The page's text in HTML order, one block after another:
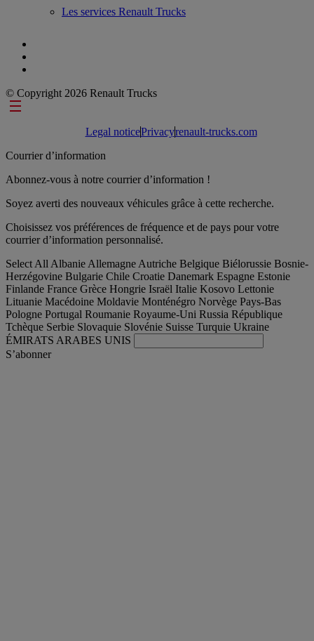
Les services Renault Trucks
© Copyright 2026 Renault Trucks
Footer links
Legal noticePrivacyrenault-trucks.com
Courrier d’information
Abonnez-vous à notre courrier d’information !
Soyez averti des nouveaux véhicules grâce à cette recherche.
Choisissez vos préférences de fréquence et de pays pour votre
courrier d’information personnalisé.
Select All Albanie Allemagne Autriche Belgique Biélorussie Bosnie-
Herzégovine Bulgarie Chile Croatie Danemark Espagne Estonie
Finlande France Grèce Hongrie Israël Italie Kosovo Lettonie
Lituanie Macédoine Moldavie Monténégro Norvège Pays-Bas
Pologne Portugal Roumanie Royaume-Uni Russia République
Tchèque Serbie Slovaquie Slovénie Suisse Turquie Ukraine
ÉMIRATS ARABES UNIS
S’abonner